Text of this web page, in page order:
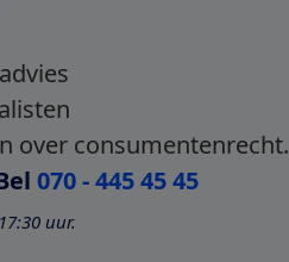
over consumentenrecht.
070 - 445 45 45
uur.